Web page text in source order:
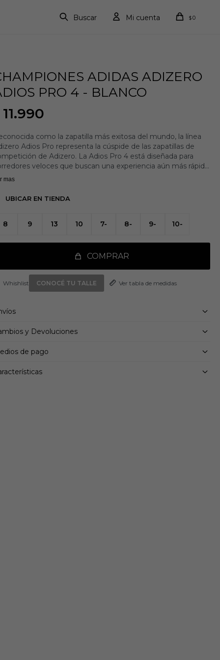
$0
ADIDAS ADIZERO
PRO 4 - BLANCO
11.990
como la zapatilla más exitosa del mundo, la línea
Adios Pro representa la cúspide de las zapatillas de
de Adizero. La Adios Pro 4 está diseñada para
veloces que buscan una experiencia aún más rápida,
características mejoradas para optimizar la eficiencia de la
una transición fluida del talón a la punta para una
nuestra tecnología ultraligera LIGHTSTRIKE PRO, líder en su
ayudándote a mantener la energía durante más tiempo.
zapatilla cuenta con una suela exterior de caucho
así como con LIGHTTRAXION, diseñada para reducir
sin sacrificar el agarre.
mas
UBICAR EN TIENDA
8 9 13 10 7- 8- 9- 10-
COMPRAR
CONOCÉ TU TALLE Ver tabla de medidas
y Devoluciones
de pago